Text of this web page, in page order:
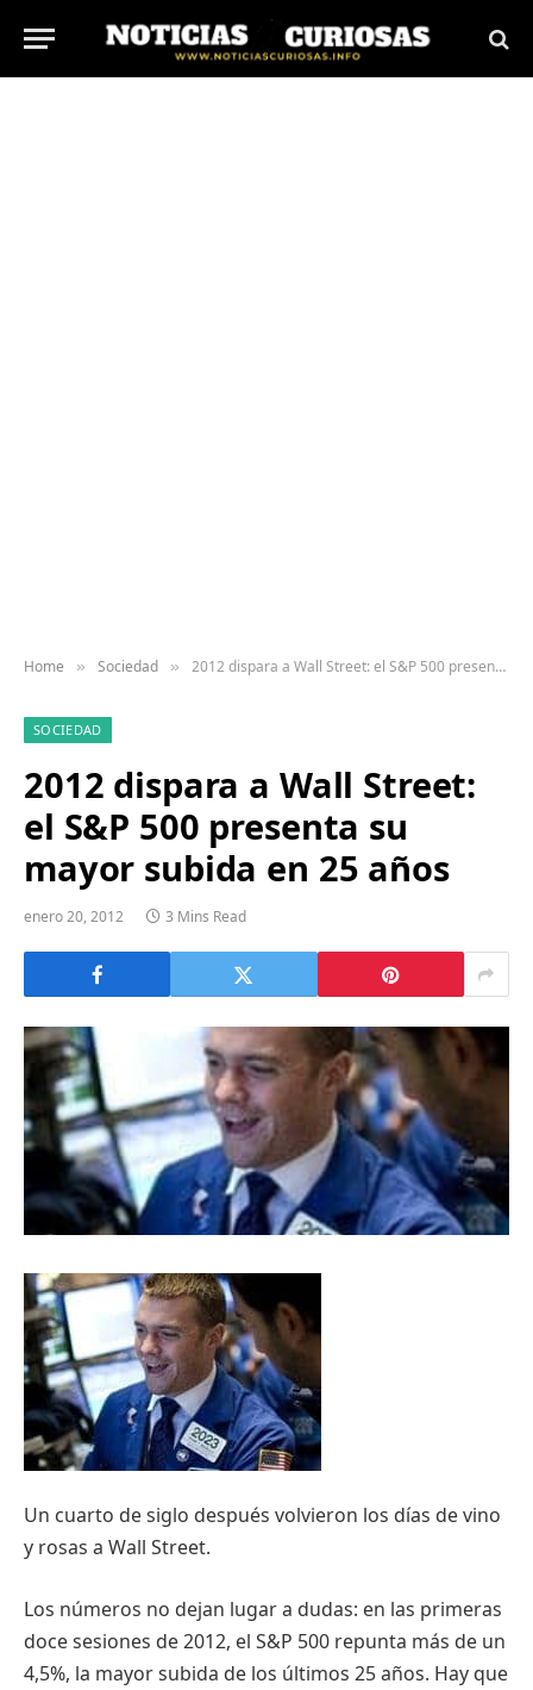
Home » Sociedad » 2012 dispara a Wall Street: el S&P 500 presenta su mayor subida en 25 años
SOCIEDAD
2012 dispara a Wall Street:
el S&P 500 presenta su
mayor subida en 25 años
enero 20, 2012 3 Mins Read
Un cuarto de siglo después volvieron los días de vino
y rosas a Wall Street.
Los números no dejan lugar a dudas: en las primeras
doce sesiones de 2012, el S&P 500 repunta más de un
4,5%, la mayor subida de los últimos 25 años. Hay que